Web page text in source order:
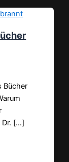
Bücher
Dr. […]